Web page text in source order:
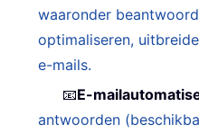
waaronder
optimaliseren,
e-mails.
📧E-
antwoorden